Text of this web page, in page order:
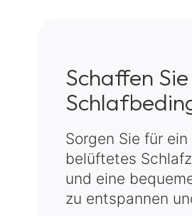
Schaffen
Sorgen Sie für
belüftetes
und eine
zu entspannen